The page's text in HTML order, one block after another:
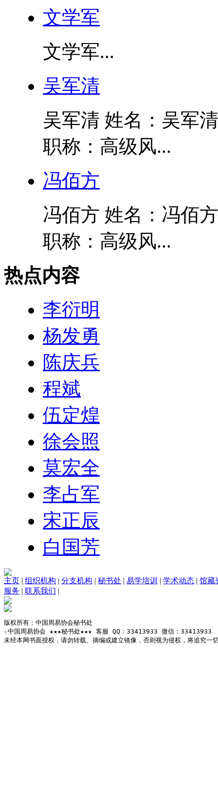
文学军
文学军...
吴军清
吴军清 姓名：吴军
职称：高级风...
冯佰方
冯佰方 姓名：冯佰
职称：高级风...
热点内容
李衍明
杨发勇
陈庆兵
程斌
伍定煌
徐会照
莫宏全
李占军
宋正辰
白国芳
主页 | 组织机构 | 分支机构 | 秘书处 | 易学培训 | 学术动态 | 馆藏
服务 | 联系我们 |
版权所有：中国周易协会秘书处
☆中国周易协会 ★★★秘书处★★★ 客服 QQ：33413933 微信：33413933
未经本网书面授权，请勿转载、摘编或建立镜像，否则视为侵权，将追究一